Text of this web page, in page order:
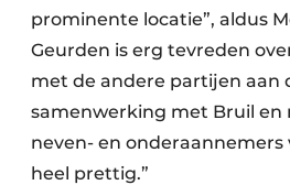
prominente locatie”, aldus
Geurden is erg tevreden
met de andere partijen aan
samenwerking met Bruil en
neven- en onderaannemers
heel prettig.”